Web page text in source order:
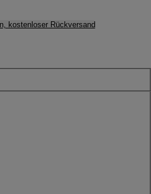
kostenloser Rückversand